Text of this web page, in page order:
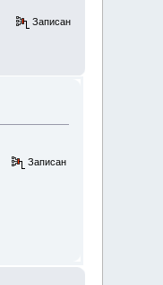
Записан
Записан